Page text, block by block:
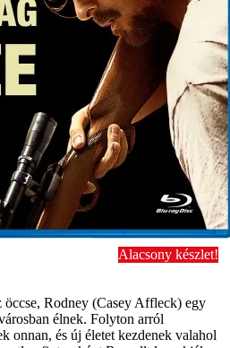
Alacsony készlet!
öccse, Rodney (Casey Affleck) egy
élnek. Folyton arról
onnan, és új életet kezdenek valahol